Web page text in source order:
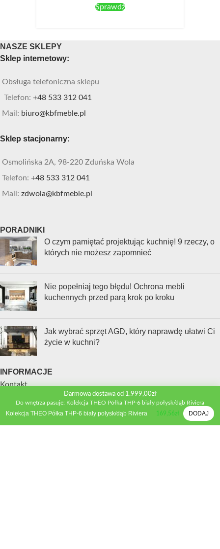
Sprawdź
NASZE SKLEPY
Sklep internetowy:
Obsługa telefoniczna sklepu
Telefon: +48 533 312 041
Mail: biuro@kbfmeble.pl
Sklep stacjonarny:
Osmolińska 2A, 98-220 Zduńska Wola
Telefon: +48 533 312 041
Mail: zdwola@kbfmeble.pl
PORADNIKI
O czym pamiętać projektując kuchnię! 9 rzeczy, o
których nie możesz zapomnieć
Nie popełniaj tego błędu! Ochrona mebli
kuchennych przed parą krok po kroku
Jak wybrać sprzęt AGD, który naprawdę ułatwi Ci
życie w kuchni?
INFORMACJE
Kontakt
Polityka prywatności
Regulamin sklepu
Darmowa dostawa od 1.999,00zł
Do wnętrza pasuje: Kolekcja THEO Półka THP-6 biały połysk/dąb Riviera
Kolekcja THEO Półka THP-6 biały połysk/dąb Riviera 169,56zł DODAJ